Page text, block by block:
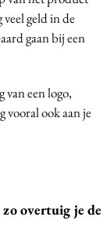
geld in de
gaan bij een
een logo,
vooral ook aan je
overtuig je de